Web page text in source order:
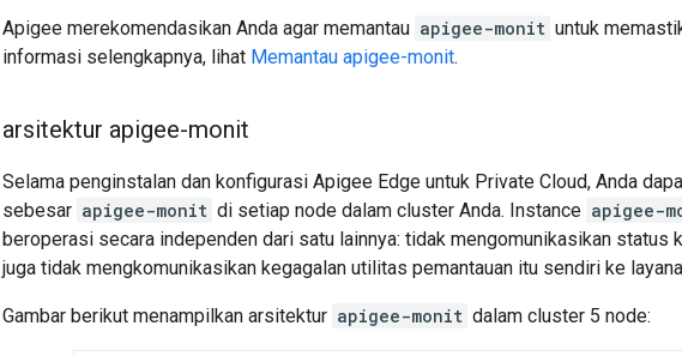
Apigee merekomendasikan Anda agar memantau apigee-monit untuk
informasi selengkapnya, lihat Memantau apigee-monit.
arsitektur apigee-monit
Selama penginstalan dan konfigurasi Apigee Edge untuk Private Cloud, Anda
sebesar apigee-monit di setiap node dalam cluster Anda. Instance apigee-
beroperasi secara independen dari satu lainnya: tidak mengomunikasikan status
juga tidak mengkomunikasikan kegagalan utilitas pemantauan itu sendiri ke
Gambar berikut menampilkan arsitektur apigee-monit dalam cluster 5 node: